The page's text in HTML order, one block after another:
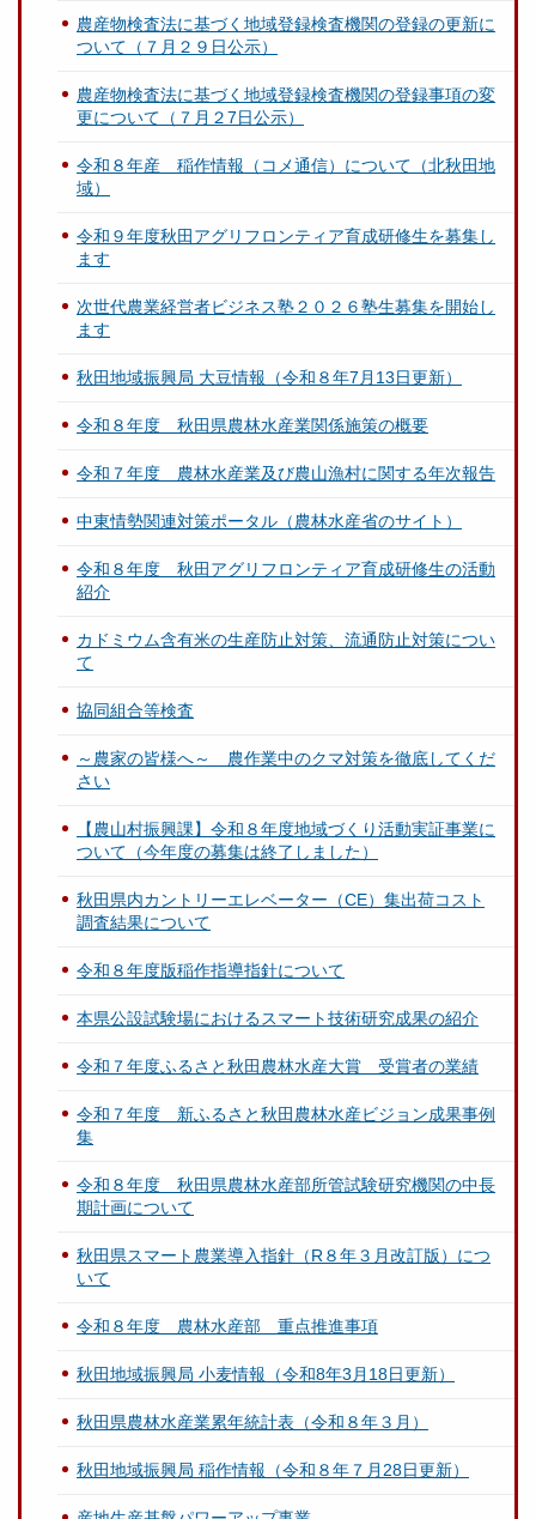
農産物検査法に基づく地域登録検査機関の登録の更新に
ついて（７月２９日公示）
農産物検査法に基づく地域登録検査機関の登録事項の変
更について（７月２7日公示）
令和８年産 稲作情報（コメ通信）について（北秋田地
域）
令和９年度秋田アグリフロンティア育成研修生を募集し
ます
次世代農業経営者ビジネス塾２０２６塾生募集を開始し
ます
秋田地域振興局 大豆情報（令和８年7月13日更新）
令和８年度 秋田県農林水産業関係施策の概要
令和７年度 農林水産業及び農山漁村に関する年次報告
中東情勢関連対策ポータル（農林水産省のサイト）
令和８年度 秋田アグリフロンティア育成研修生の活動
紹介
カドミウム含有米の生産防止対策、流通防止対策につい
て
協同組合等検査
～農家の皆様へ～ 農作業中のクマ対策を徹底してくだ
さい
【農山村振興課】令和８年度地域づくり活動実証事業に
ついて（今年度の募集は終了しました）
秋田県内カントリーエレベーター（CE）集出荷コスト
調査結果について
令和８年度版稲作指導指針について
本県公設試験場におけるスマート技術研究成果の紹介
令和７年度ふるさと秋田農林水産大賞 受賞者の業績
令和７年度 新ふるさと秋田農林水産ビジョン成果事例
集
令和８年度 秋田県農林水産部所管試験研究機関の中長
期計画について
秋田県スマート農業導入指針（R８年３月改訂版）につ
いて
令和８年度 農林水産部 重点推進事項
秋田地域振興局 小麦情報（令和8年3月18日更新）
秋田県農林水産業累年統計表（令和８年３月）
秋田地域振興局 稲作情報（令和８年７月28日更新）